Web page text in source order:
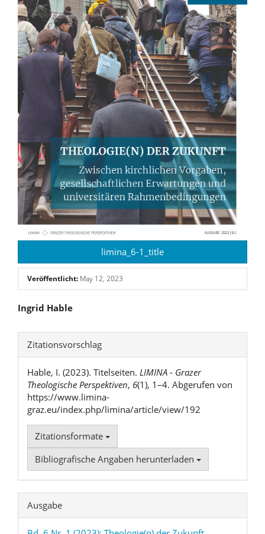
limina_6-1_title
Veröffentlicht: May 12, 2023
Hauptsächlicher
Artikelinhalt
Ingrid Hable
Artikel-
Details
Zitationsvorschlag
Hable, I. (2023). Titelseiten. LIMINA - Grazer
Theologische Perspektiven, 6(1), 1–4. Abgerufen von
https://www.limina-
graz.eu/index.php/limina/article/view/192
Zitationsformate
Bibliografische Angaben herunterladen
Ausgabe